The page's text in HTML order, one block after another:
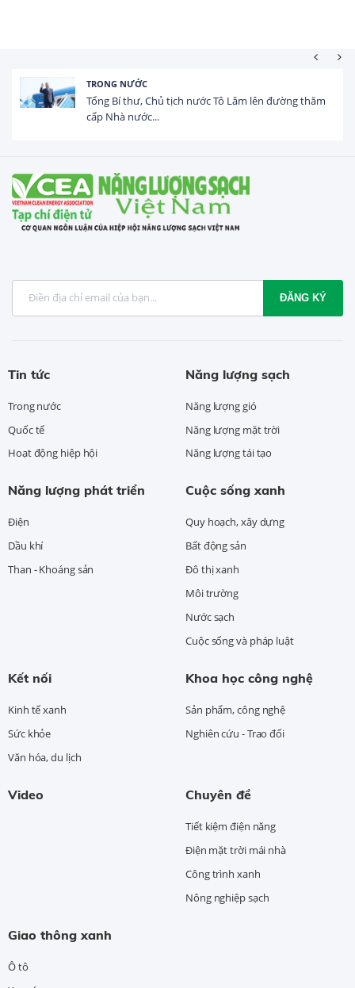
TRONG NƯỚC
Tổng Bí thư, Chủ tịch nước Tô Lâm lên đường thăm
cấp Nhà nước...
ĐĂNG KÝ
Tin tức
Trong nước
Quốc tế
Hoạt động hiệp hội
Năng lượng sạch
Năng lượng gió
Năng lượng mặt trời
Năng lượng tái tạo
Năng lượng phát triển
Điện
Dầu khí
Than - Khoáng sản
Cuộc sống xanh
Quy hoạch, xây dựng
Bất động sản
Đô thị xanh
Môi trường
Nước sạch
Cuộc sống và pháp luật
Kết nối
Kinh tế xanh
Sức khỏe
Văn hóa, du lịch
Khoa học công nghệ
Sản phẩm, công nghệ
Nghiên cứu - Trao đổi
Video Chuyên đề
Tiết kiệm điện năng
Điện mặt trời mái nhà
Công trình xanh
Nông nghiệp sạch
Giao thông xanh
Ô tô